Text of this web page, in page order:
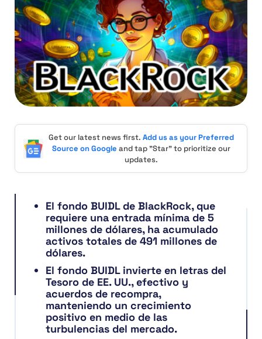
Get our latest news first. Add us as your Preferred
Source on Google and tap "Star" to prioritize our
updates.
El fondo BUIDL de BlackRock, que
requiere una entrada mínima de 5
millones de dólares, ha acumulado
activos totales de 491 millones de
dólares.
El fondo BUIDL invierte en letras del
Tesoro de EE. UU., efectivo y
acuerdos de recompra,
manteniendo un crecimiento
positivo en medio de las
turbulencias del mercado.